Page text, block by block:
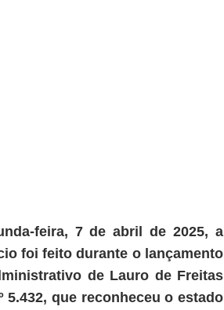
feira, 7 de abril de 2025, a
foi feito durante o lançamento
de Lauro de Freitas
que reconheceu o estado